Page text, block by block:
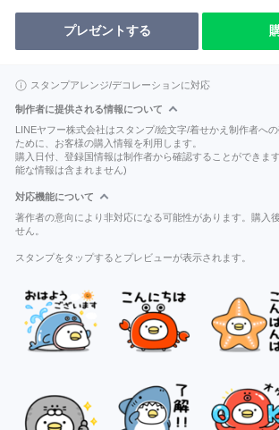
プレゼントする
スタンプアレンジ/デコレーションに対応
制作者に提供される情報について
LINEヤフー株式会社はスタンプ/絵文字/着せかえ制作者へ
ために、お客様の購入情報を利用します。
購入日付、登録国情報は制作者から確認することができま
能な情報は含まれません)
対応機能について
著作者の意向により非対応になる可能性があります。購入
せん。
スタンプをタップするとプレビューが表示されます。